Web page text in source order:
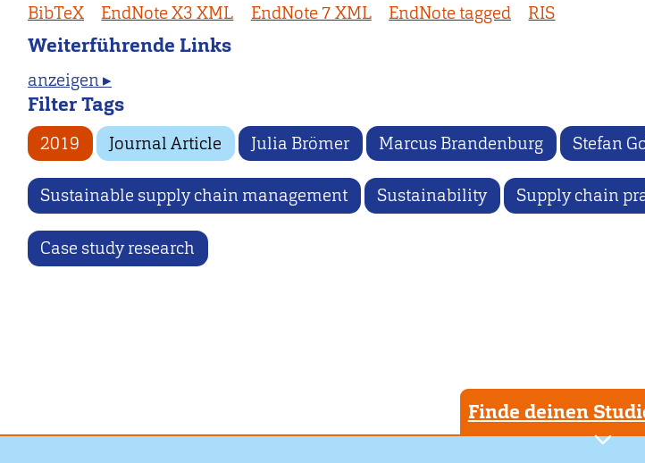
BibTeX EndNote X3 XML EndNote 7 XML EndNote tagged RIS
Weiterführende Links
anzeigen ▸
Filter Tags
2019 Journal Article Julia Brömer Marcus Brandenburg Stefan
Sustainable supply chain management Sustainability Supply chain
Case study research
Finde deinen